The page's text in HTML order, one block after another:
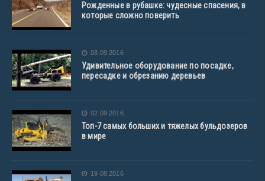
Рожденные в рубашке: чудесные спасения, в
которые сложно поверить
08.09.2016
Удивительное оборудование по посадке,
пересадке и обрезанию деревьев
02.09.2016
Топ-7 самых больших и тяжелых бульдозеров
в мире
19.08.2016